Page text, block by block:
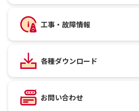
工事・故障情報
各種ダウンロード
お問い合わせ